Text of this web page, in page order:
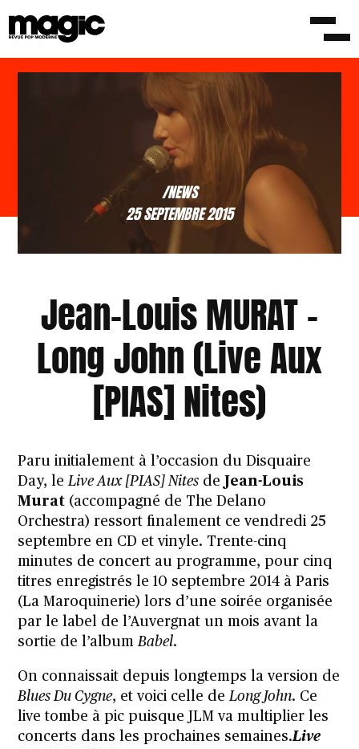
/NEWS
25 SEPTEMBRE 2015
Jean-Louis MURAT –
Long John (Live Aux
[PIAS] Nites)
Paru initialement à l’occasion du Disquaire
Day, leLive Aux [PIAS] Nites de Jean-Louis
Murat (accompagné de The Delano
Orchestra) ressort finalement ce vendredi 25
septembre en CD et vinyle. Trente-cinq
minutes de concert au programme, pour cinq
titres enregistrés le 10 septembre 2014 à Paris
(La Maroquinerie) lors d’une soirée organisée
par le label de l’Auvergnat un mois avant la
sortie de l’albumBabel.
On connaissait depuis longtemps la version de
Blues Du Cygne, et voici celle deLong John. Ce
live tombe à pic puisque JLMva multiplier les
concerts dans les prochaines semaines.Live